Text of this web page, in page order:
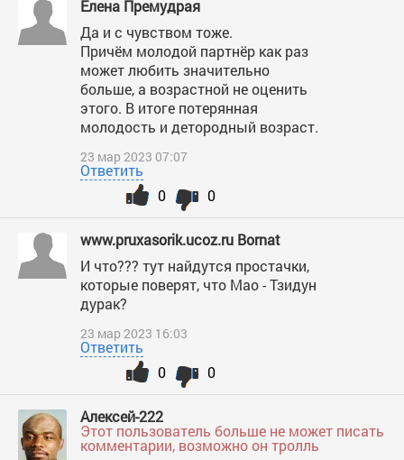
Елена Премудрая
Да и с чувством тоже.
Причём молодой партнёр как раз
может любить значительно
больше, а возрастной не оценить
этого. В итоге потерянная
молодость и детородный возраст.
23 мар 2023 07:07
Ответить
0
0
www.pruxasorik.ucoz.ru Bornat
И что??? тут найдутся простачки,
которые поверят, что Мао - Тзидун
дурак?
23 мар 2023 16:03
Ответить
0
0
Алексей-222
Этот пользователь больше не может писать
комментарии, возможно он тролль